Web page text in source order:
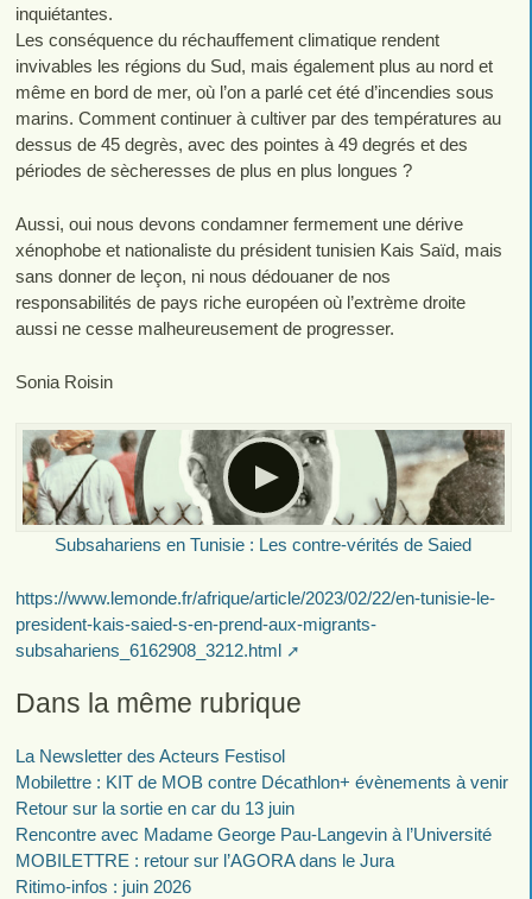
inquiétantes.
Les conséquence du réchauffement climatique rendent
invivables les régions du Sud, mais également plus au nord et
même en bord de mer, où l’on a parlé cet été d’incendies sous
marins. Comment continuer à cultiver par des températures au
dessus de 45 degrès, avec des pointes à 49 degrés et des
périodes de sècheresses de plus en plus longues ?
Aussi, oui nous devons condamner fermement une dérive
xénophobe et nationaliste du président tunisien Kais Saïd, mais
sans donner de leçon, ni nous dédouaner de nos
responsabilités de pays riche européen où l’extrème droite
aussi ne cesse malheureusement de progresser.
Sonia Roisin
Subsahariens en Tunisie : Les contre-vérités de Saied
https://www.lemonde.fr/afrique/article/2023/02/22/en-tunisie-le-
president-kais-saied-s-en-prend-aux-migrants-
subsahariens_6162908_3212.html
Dans la même rubrique
La Newsletter des Acteurs Festisol
Mobilettre : KIT de MOB contre Décathlon+ évènements à venir
Retour sur la sortie en car du 13 juin
Rencontre avec Madame George Pau-Langevin à l’Université
MOBILETTRE : retour sur l’AGORA dans le Jura
Ritimo-infos : juin 2026